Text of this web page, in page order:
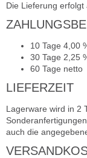
Die Lieferung erfolgt
10 Tage 4,00
30 Tage 2,25
60 Tage netto
LIEFERZEIT
Lagerware wird in 2
auch die